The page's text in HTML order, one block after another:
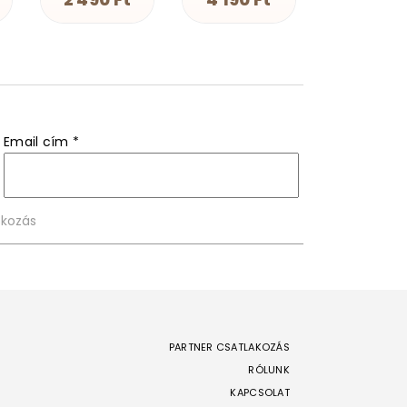
4 190 Ft
Email cím *
PARTNER CSATLAKOZÁS
RÓLUNK
KAPCSOLAT